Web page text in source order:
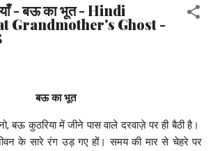
- बऊ का भूत - Hindi
Grandmother's Ghost -
बऊ का भूत
बऊ कुठरिया में जीने पास वाले दरवाज़े पर ही बैठी है।
के सारे रंग उड़ गए हों। समय की मार से चेहरे पर